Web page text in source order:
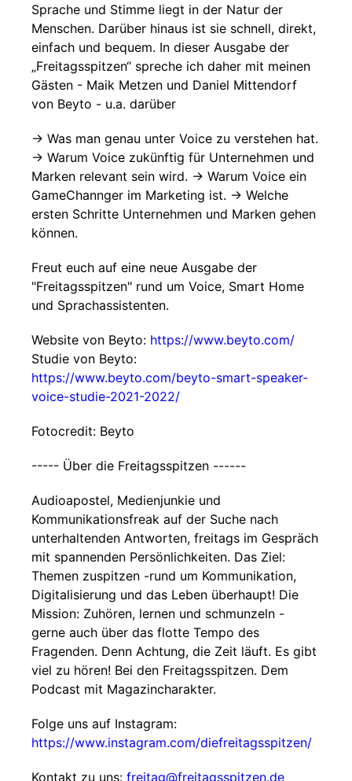
Sprache und Stimme liegt in der Natur der
Menschen. Darüber hinaus ist sie schnell, direkt,
einfach und bequem. In dieser Ausgabe der
„Freitagsspitzen“ spreche ich daher mit meinen
Gästen - Maik Metzen und Daniel Mittendorf
von Beyto - u.a. darüber
-> Was man genau unter Voice zu verstehen hat.
-> Warum Voice zukünftig für Unternehmen und
Marken relevant sein wird. -> Warum Voice ein
GameChannger im Marketing ist. -> Welche
ersten Schritte Unternehmen und Marken gehen
können.
Freut euch auf eine neue Ausgabe der
"Freitagsspitzen" rund um Voice, Smart Home
und Sprachassistenten.
Website von Beyto: https://www.beyto.com/
Studie von Beyto:
https://www.beyto.com/beyto-smart-speaker-
voice-studie-2021-2022/
Fotocredit: Beyto
----- Über die Freitagsspitzen ------
Audioapostel, Medienjunkie und
Kommunikationsfreak auf der Suche nach
unterhaltenden Antworten, freitags im Gespräch
mit spannenden Persönlichkeiten. Das Ziel:
Themen zuspitzen -rund um Kommunikation,
Digitalisierung und das Leben überhaupt! Die
Mission: Zuhören, lernen und schmunzeln -
gerne auch über das flotte Tempo des
Fragenden. Denn Achtung, die Zeit läuft. Es gibt
viel zu hören! Bei den Freitagsspitzen. Dem
Podcast mit Magazincharakter.
Folge uns auf Instagram:
https://www.instagram.com/diefreitagsspitzen/
Kontakt zu uns: freitag@freitagsspitzen.de